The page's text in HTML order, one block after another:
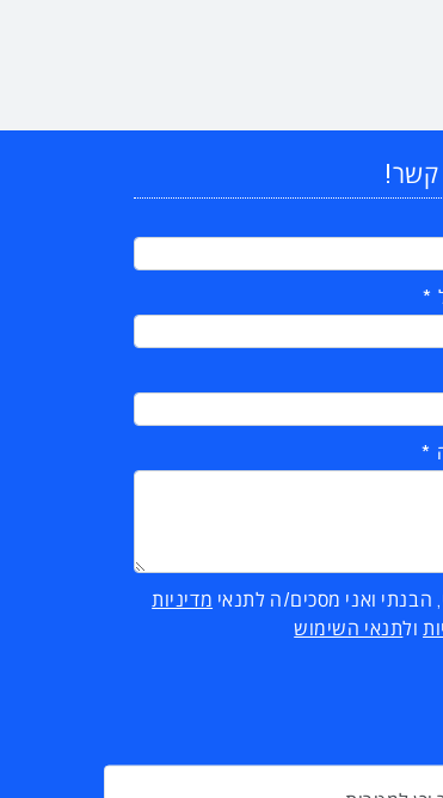
קשר!
הבנתי ואני מסכים/ה לתנאי מדיניות
ולתנאי השימוש